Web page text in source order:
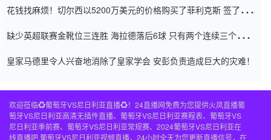
花钱找麻烦！切尔西以5200万美元的价格购买了菲利克斯 签了7年
缺少英超联赛金靴位三连胜 海拉德落后6球 只有两个连续三个连续
皇家马德里令人兴奋地消除了皇家学会 安彭负责造成巨大的灾难！
欢迎莅临♻️葡萄牙VS尼日利亚直播♻️！24直播网免费为您提供火凤直播葡
萄牙VS尼日利亚高清无插件直播、葡萄牙VS尼日利亚赛程表、葡萄牙VS
尼日利亚季前赛、葡萄牙VS尼日利亚常规赛、2024葡萄牙VS尼日利亚在
线直播吧,葡萄牙VS尼日利亚视频直播，24小时全天为您更新直播信号，在